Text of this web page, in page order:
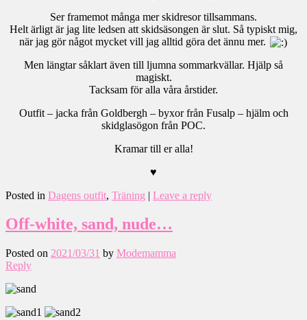
Ser framemot många mer skidresor tillsammans.
Helt ärligt är jag lite ledsen att skidsäsongen är slut. Så typiskt mig,
när jag gör något mycket vill jag alltid göra det ännu mer.
Men längtar såklart även till ljumna sommarkvällar. Hjälp så
magiskt.
Tacksam för alla våra årstider.
Outfit – jacka från Goldbergh – byxor från Fusalp – hjälm och
skidglasögon från POC.
Kramar till er alla!
♥
Posted in Dagens outfit, Träning | Leave a reply
Off-white, sand, nude…
Posted on 2021/03/31 by Modemamma
Reply